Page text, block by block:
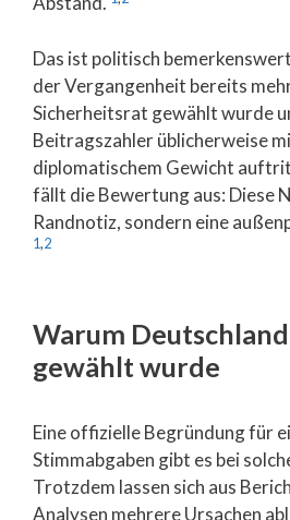
Das ist politisch
der Vergangenheit bereits
Sicherheitsrat gewählt wurde
Beitragszahler üblicherweise
diplomatischem Gewicht
fällt die Bewertung aus: Diese
Randnotiz, sondern eine
1,2
Warum
gewählt wurde
Eine offizielle Begründung für
Stimmabgaben gibt es bei
Trotzdem lassen sich aus
Analysen mehrere Ursachen